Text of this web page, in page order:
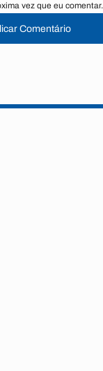
vez que eu comentar.
Comentário